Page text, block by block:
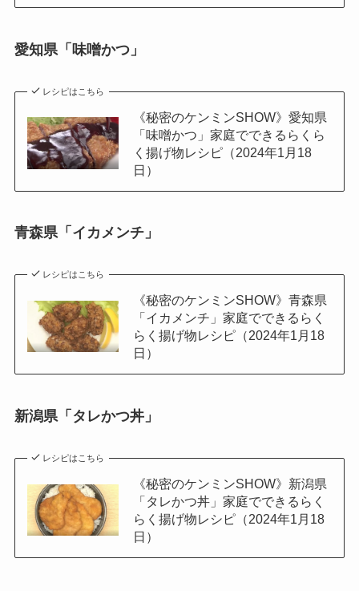
愛知県「味噌かつ」
レシピはこちら
《秘密のケンミンSHOW》愛知県
「味噌かつ」家庭でできるらくら
く揚げ物レシピ（2024年1月18
日）
青森県「イカメンチ」
レシピはこちら
《秘密のケンミンSHOW》青森県
「イカメンチ」家庭でできるらく
らく揚げ物レシピ（2024年1月18
日）
新潟県「タレかつ丼」
レシピはこちら
《秘密のケンミンSHOW》新潟県
「タレかつ丼」家庭でできるらく
らく揚げ物レシピ（2024年1月18
日）